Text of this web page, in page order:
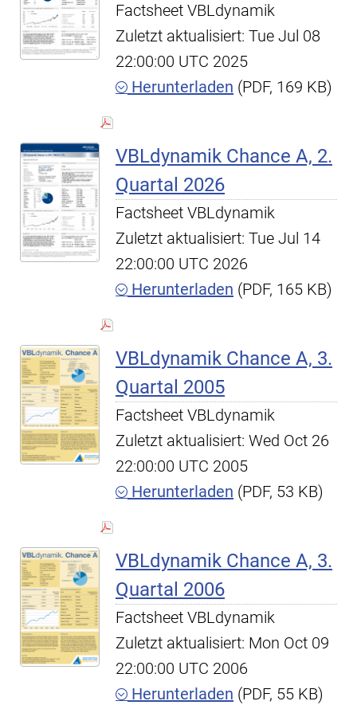
Factsheet VBLdynamik
Zuletzt aktualisiert: Tue Jul 08
22:00:00 UTC 2025
Herunterladen (PDF, 169 KB)
VBLdynamik Chance A, 2.
Quartal 2026
Factsheet VBLdynamik
Zuletzt aktualisiert: Tue Jul 14
22:00:00 UTC 2026
Herunterladen (PDF, 165 KB)
VBLdynamik Chance A, 3.
Quartal 2005
Factsheet VBLdynamik
Zuletzt aktualisiert: Wed Oct 26
22:00:00 UTC 2005
Herunterladen (PDF, 53 KB)
VBLdynamik Chance A, 3.
Quartal 2006
Factsheet VBLdynamik
Zuletzt aktualisiert: Mon Oct 09
22:00:00 UTC 2006
Herunterladen (PDF, 55 KB)